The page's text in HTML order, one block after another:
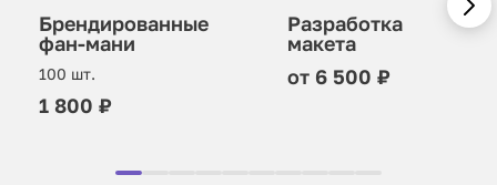
Брендированные
фан-мани
100 шт.
1 800 ₽
Разработка
макета
от 6 500 ₽